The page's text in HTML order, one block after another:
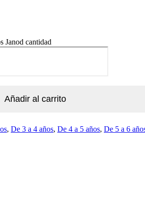
Janod cantidad
Añadir al carrito
, De 3 a 4 años, De 4 a 5 años, De 5 a 6